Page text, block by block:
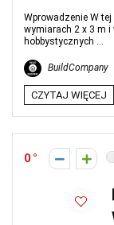
Wprowadzenie W
wymiarach 2 x 3 m
hobbystycznych ...
BuildCompany
CZYTAJ WIĘCEJ
0